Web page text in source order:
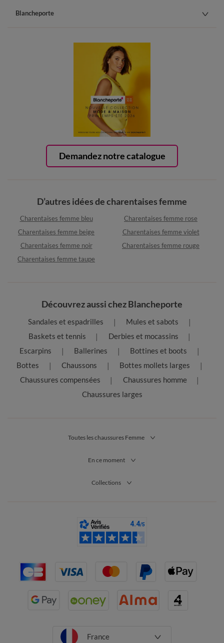
Demandez notre catalogue
Blancheporte
D’autres idées de charentaises femme
Charentaises femme bleu
Charentaises femme rose
Charentaises femme beige
Charentaises femme violet
Charentaises femme noir
Charentaises femme rouge
Charentaises femme taupe
Découvrez aussi chez Blancheporte
Sandales et espadrilles
Mules et sabots
Baskets et tennis
Derbies et mocassins
Escarpins
Ballerines
Bottines et boots
Bottes
Chaussons
Bottes mollets larges
Chaussures compensées
Chaussures homme
Chaussures larges
Toutes les chaussures Femme
En ce moment
Collections
France